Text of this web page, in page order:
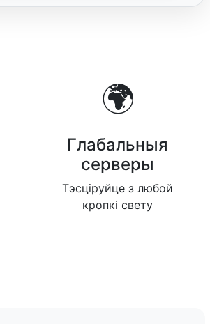
🌍
Глабальныя
серверы
Тэсціруйце з любой
кропкі свету